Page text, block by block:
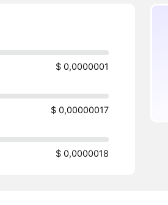
$ 0,0000001
$ 0,00000017
$ 0,0000018